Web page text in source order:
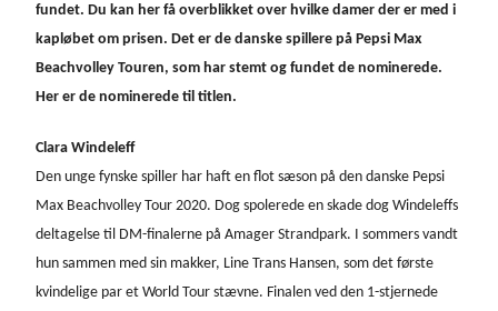
fundet. Du kan her få overblikket over hvilke damer der er med i
kapløbet om prisen. Det er de danske spillere på Pepsi Max
Beachvolley Touren, som har stemt og fundet de nominerede.
Her er de nominerede til titlen.
Clara Windeleff
Den unge fynske spiller har haft en flot sæson på den danske Pepsi
Max Beachvolley Tour 2020. Dog spolerede en skade dog Windeleffs
deltagelse til DM-finalerne på Amager Strandpark. I sommers vandt
hun sammen med sin makker, Line Trans Hansen, som det første
kvindelige par et World Tour stævne. Finalen ved den 1-stjernede